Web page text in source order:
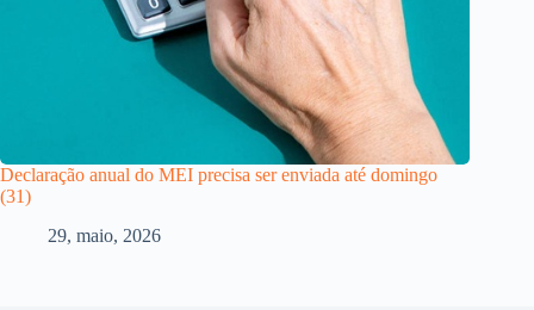
Declaração anual do MEI precisa ser enviada até domingo
(31)
29, maio, 2026